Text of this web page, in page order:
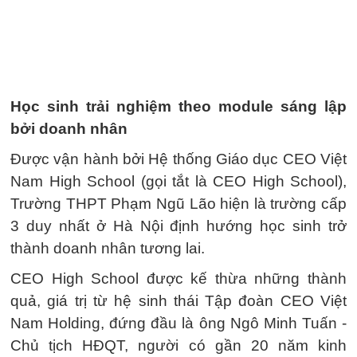
Học sinh trải nghiệm theo module sáng lập
bởi doanh nhân
Được vận hành bởi Hệ thống Giáo dục CEO Việt
Nam High School (gọi tắt là CEO High School),
Trường THPT Phạm Ngũ Lão hiện là trường cấp
3 duy nhất ở Hà Nội định hướng học sinh trở
thành doanh nhân tương lai.
CEO High School được kế thừa những thành
quả, giá trị từ hệ sinh thái Tập đoàn CEO Việt
Nam Holding, đứng đầu là ông Ngô Minh Tuấn -
Chủ tịch HĐQT, người có gần 20 năm kinh